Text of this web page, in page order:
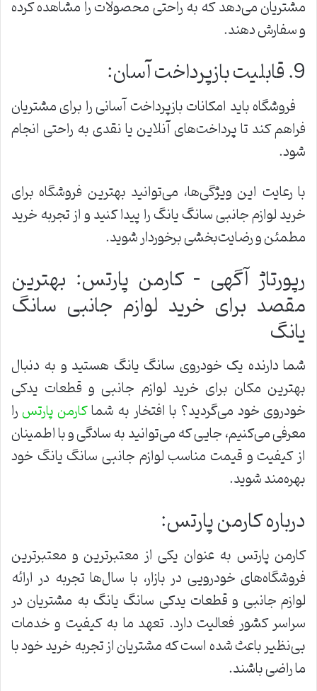
مشتریان می‌دهد که به راحتی محصولات را مشاهده کرده
و سفارش دهند.
9. قابلیت بازپرداخت آسان:
فروشگاه باید امکانات بازپرداخت آسانی را برای مشتریان
فراهم کند تا پرداخت‌های آنلاین یا نقدی به راحتی انجام
شود.
با رعایت این ویژگی‌ها، می‌توانید بهترین فروشگاه برای
خرید لوازم جانبی سانگ یانگ را پیدا کنید و از تجربه خرید
مطمئن و رضایت‌بخشی برخوردار شوید.
رپورتاژ آگهی – کارمن پارتس: بهترین
مقصد برای خرید لوازم جانبی سانگ
یانگ
شما دارنده یک خودروی سانگ یانگ هستید و به دنبال
بهترین مکان برای خرید لوازم جانبی و قطعات یدکی
خودروی خود می‌گردید؟ با افتخار به شماکارمن پارتسرا
معرفی می‌کنیم، جایی که می‌توانید به سادگی و با اطمینان
از کیفیت و قیمت مناسب لوازم جانبی سانگ یانگ خود
بهره‌مند شوید.
درباره کارمن پارتس:
کارمن پارتس به عنوان یکی از معتبرترین و معتبرترین
فروشگاه‌های خودرویی در بازار، با سال‌ها تجربه در ارائه
لوازم جانبی و قطعات یدکی سانگ یانگ به مشتریان در
سراسر کشور فعالیت دارد. تعهد ما به کیفیت و خدمات
بی‌نظیر باعث شده است که مشتریان از تجربه خرید خود با
ما راضی باشند.